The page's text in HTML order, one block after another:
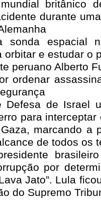
britânico
durante
espacial
orbitar e estudar o
peruano Alberto
ordenar
Defesa de Israel
para
marcando a
de todos os
por
Jato”. Lula
do Supremo